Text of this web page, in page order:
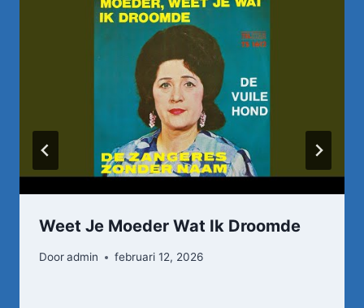
Weet Je Moeder Wat Ik Droomde
Dooradmin februari 12, 2026